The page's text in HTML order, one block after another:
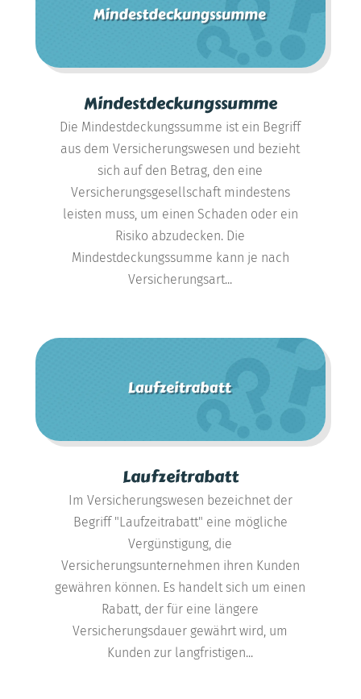
Mindestdeckungssumme
Die Mindestdeckungssumme ist ein Begriff
aus dem Versicherungswesen und bezieht
sich auf den Betrag, den eine
Versicherungsgesellschaft mindestens
leisten muss, um einen Schaden oder ein
Risiko abzudecken. Die
Mindestdeckungssumme kann je nach
Versicherungsart...
Laufzeitrabatt
Im Versicherungswesen bezeichnet der
Begriff "Laufzeitrabatt" eine mögliche
Vergünstigung, die
Versicherungsunternehmen ihren Kunden
gewähren können. Es handelt sich um einen
Rabatt, der für eine längere
Versicherungsdauer gewährt wird, um
Kunden zur langfristigen...